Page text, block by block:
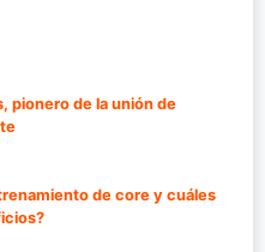
pionero de la unión de
de core y cuáles